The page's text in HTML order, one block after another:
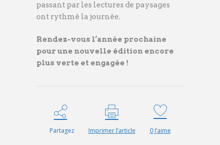
passant par les lectures de paysages
ont rythmé la journée.
Rendez-vous l’année prochaine
pour une nouvelle édition encore
plus verte et engagée !
Partagez Imprimer l’article 0J’aime